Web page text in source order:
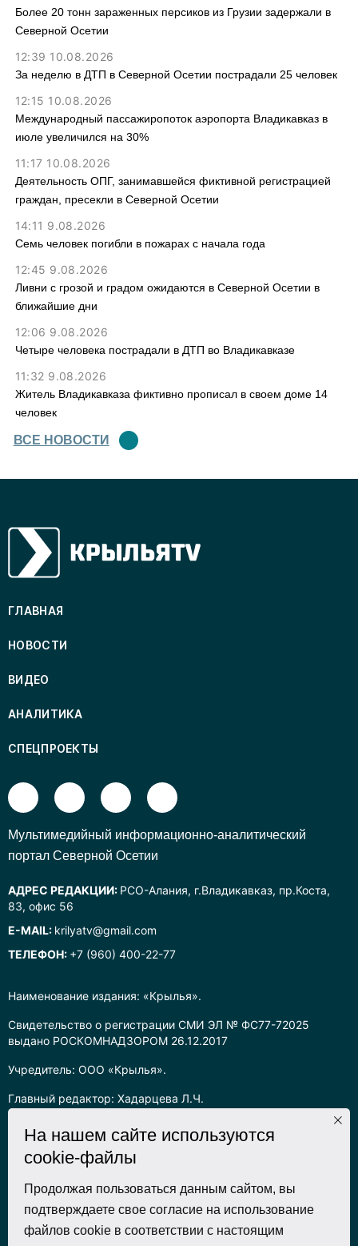
Более 20 тонн зараженных персиков из Грузии задержали в
Северной Осетии
12:39 10.08.2026
За неделю в ДТП в Северной Осетии пострадали 25 человек
12:15 10.08.2026
Международный пассажиропоток аэропорта Владикавказ в
июле увеличился на 30%
11:17 10.08.2026
Деятельность ОПГ, занимавшейся фиктивной регистрацией
граждан, пресекли в Северной Осетии
14:11 9.08.2026
Семь человек погибли в пожарах с начала года
12:45 9.08.2026
Ливни с грозой и градом ожидаются в Северной Осетии в
ближайшие дни
12:06 9.08.2026
Четыре человека пострадали в ДТП во Владикавказе
11:32 9.08.2026
Житель Владикавказа фиктивно прописал в своем доме 14
человек
ВСЕ НОВОСТИ
Наименование издания: «Крылья».
Свидетельство о регистрации СМИ ЭЛ № ФС77-72025
выдано РОСКОМНАДЗОРОМ 26.12.2017
Учредитель: ООО «Крылья».
Главный редактор: Хадарцева Л.Ч.
Информация на сайте предназначена для лиц старше 16 лет.
Все права на любые материалы, опубликованные на сайте,
защищены в соответствии с российским законодательством
об интеллектуальной собственности. Любое использование
текстовых, фото, аудио и видеоматериалов возможно только
с согласия правообладателя (ООО «Крылья») и при строгом
наличии ссылки на ресурс. Для сетевых ресурсов –
ГЛАВНАЯ
НОВОСТИ
ВИДЕО
АНАЛИТИКА
СПЕЦПРОЕКТЫ
Mультимедийный информационно-аналитический
портал Северной Осетии
АДРЕС РЕДАКЦИИ: РСО-Алания, г.Владикавказ, пр.Коста,
83, офис 56
E-MAIL: krilyatv@gmail.com
ТЕЛЕФОН: +7 (960) 400-22-77
На нашем сайте используются
cookie-файлы
Продолжая пользоваться данным сайтом, вы
подтверждаете свое согласие на использование
файлов cookie в соответствии с настоящим